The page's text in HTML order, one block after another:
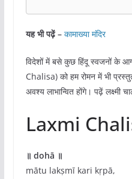
यह भी पढ़ें – कामाख्या मंदिर
विदेशों में बसे कुछ हिंदू स्वजनों के
Chalisa) को हम रोमन में भी
अवश्य लाभान्वित होंगे। पढ़ें लक्ष्मी
Laxmi
॥ dohā ॥
mātu lakṣmī kari kṛpā,